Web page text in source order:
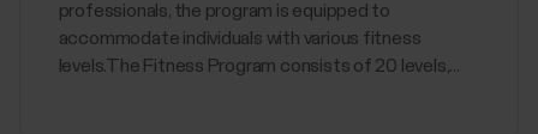
professionals, the program is equipped to
accommodate individuals with various fitness
levels.The Fitness Program consists of 20 levels,...